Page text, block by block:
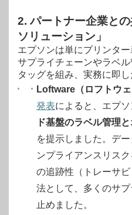
2. パートナー企業と
ソリューション」
エプソンは単にプリンタ
サプライチェーンやラベ
タッグを組み、実務に即
Loftware（ロフトウ
発表によると、エプ
ド基盤のラベル管理
を提示しました 。デ
ンプライアンスリス
の追跡性（トレーサ
法として、多くのサ
止めました。